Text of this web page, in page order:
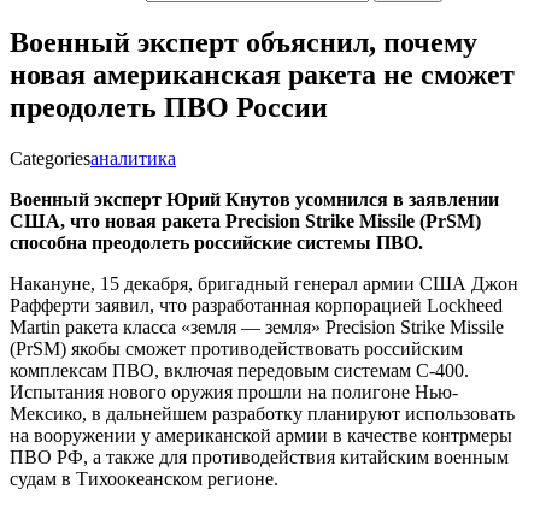
Военный эксперт объяснил, почему
новая американская ракета не сможет
преодолеть ПВО России
Categoriesаналитика
Военный эксперт Юрий Кнутов усомнился в заявлении
США, что новая ракета Precision Strike Missile (PrSM)
способна преодолеть российские системы ПВО.
Накануне, 15 декабря, бригадный генерал армии США Джон
Рафферти заявил, что разработанная корпорацией Lockheed
Martin ракета класса «земля — земля» Precision Strike Missile
(PrSM) якобы сможет противодействовать российским
комплексам ПВО, включая передовым системам С-400.
Испытания нового оружия прошли на полигоне Нью-
Мексико, в дальнейшем разработку планируют использовать
на вооружении у американской армии в качестве контрмеры
ПВО РФ, а также для противодействия китайским военным
судам в Тихоокеанском регионе.